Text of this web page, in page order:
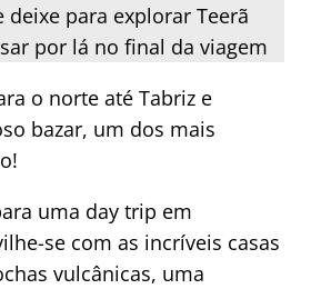
para explorar Teerã
por lá no final da viagem
o norte até Tabriz e
bazar, um dos mais
uma day trip em
se com as incríveis casas
vulcânicas, uma